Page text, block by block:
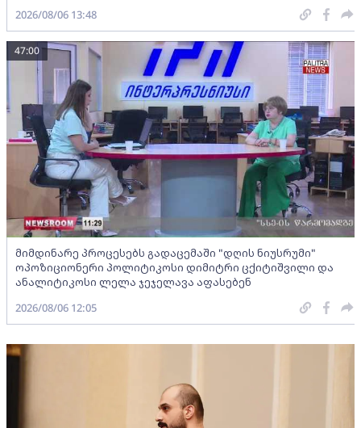
2026/08/06 13:48
მიმდინარე პროცესებს გადაცემაში "დღის ნიუსრუმი"
ოპოზიციონერი პოლიტიკოსი დიმიტრი ცქიტიშვილი და
ანალიტიკოსი ლელა ჯეჯელავა აფასებენ
47:00
2026/08/06 12:05